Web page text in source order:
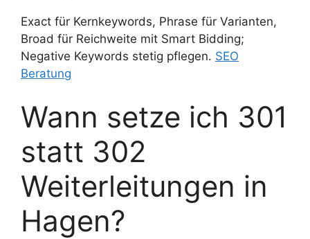
Exact für Kernkeywords, Phrase für Varianten,
Broad für Reichweite mit Smart Bidding;
Negative Keywords stetig pflegen. SEO
Beratung
Wann setze ich 301
statt 302
Weiterleitungen in
Hagen?